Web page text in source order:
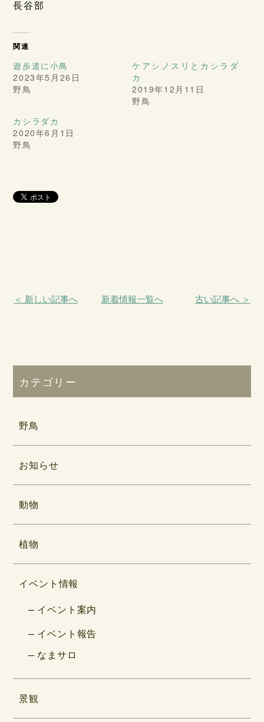
長谷部
関連
遊歩道に小鳥
2023年5月26日
野鳥
ケアシノスリとカシラダ
カ
2019年12月11日
野鳥
カシラダカ
2020年6月1日
野鳥
＜ 新しい記事へ 新着情報一覧へ 古い記事へ ＞
カテゴリー
野鳥
お知らせ
動物
植物
イベント情報
イベント案内
イベント報告
なまサロ
景観